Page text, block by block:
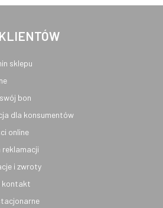
sklepu
bon
dla konsumentów
online
i zwroty
kontakt